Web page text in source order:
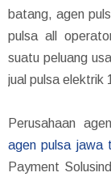
batang, agen
pulsa all
suatu peluang
jual pulsa elektrik
Perusahaan
agen pulsa jawa
Payment